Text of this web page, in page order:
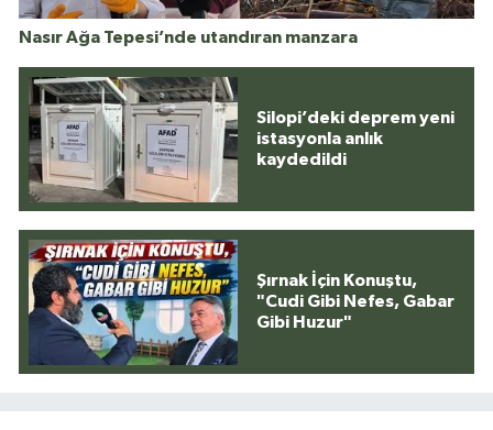
Nasır Ağa Tepesi’nde utandıran manzara
Silopi’deki deprem yeni
istasyonla anlık
kaydedildi
Şırnak İçin Konuştu,
"Cudi Gibi Nefes, Gabar
Gibi Huzur"